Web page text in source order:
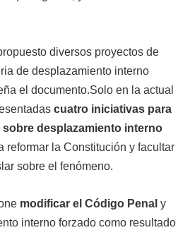
diversos proyectos de
de desplazamiento interno
el documento.Solo en la actual
cuatro iniciativas para
desplazamiento interno
reformar la Constitución y facultar
sobre el fenómeno.
modificar el Código Penal y
interno forzado como resultado